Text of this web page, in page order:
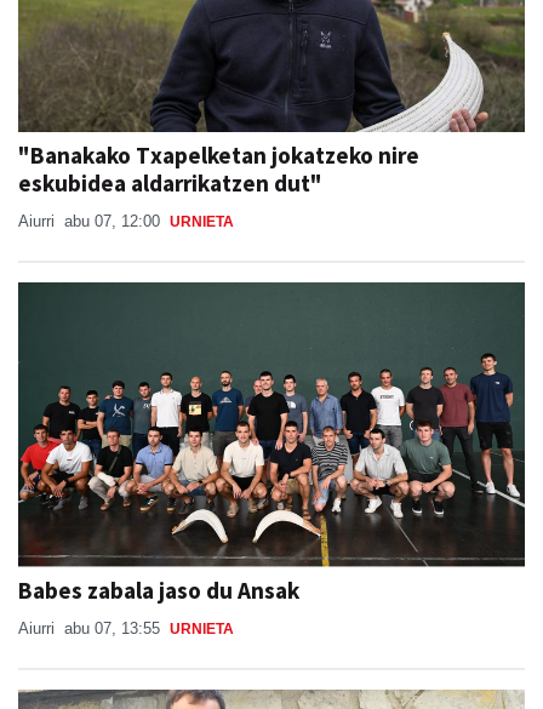
"Banakako Txapelketan jokatzeko nire
eskubidea aldarrikatzen dut"
Aiurri abu 07, 12:00 URNIETA
Babes zabala jaso du Ansak
Aiurri abu 07, 13:55 URNIETA